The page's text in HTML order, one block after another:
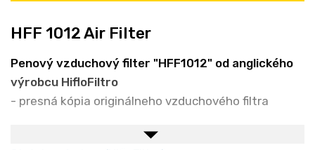
HFF 1012 Air Filter
Penový vzduchový filter "HFF1012" od anglického
výrobcu HifloFiltro
- presná kópia originálneho vzduchového filtra